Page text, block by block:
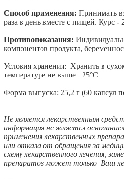
Способ применения: Принимать
раза в день вместе с пищей. Курс -
Противопоказания:
компонентов продукта,
Условия хранения: Хранить в
температуре не выше +25°С.
Форма выпуска: 25,2 г (60 капсул
Не является лекарственным
информация не является
применения лекарственных
или отказа от обращения за
схему лекарственного лечения,
препаратов может только Ваш